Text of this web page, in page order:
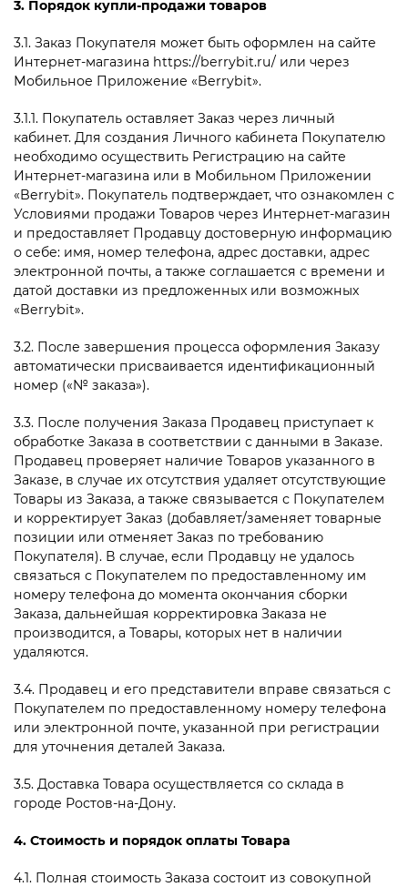
3. Порядок купли-продажи товаров
3.1. Заказ Покупателя может быть оформлен на сайте
Интернет-магазина https://berrybit.ru/ или через
Мобильное Приложение «Berrybit».
3.1.1. Покупатель оставляет Заказ через личный
кабинет. Для создания Личного кабинета Покупателю
необходимо осуществить Регистрацию на сайте
Интернет-магазина или в Мобильном Приложении
«Berrybit». Покупатель подтверждает, что ознакомлен с
Условиями продажи Товаров через Интернет-магазин
и предоставляет Продавцу достоверную информацию
о себе: имя, номер телефона, адрес доставки, адрес
электронной почты, а также соглашается с времени и
датой доставки из предложенных или возможных
«Berrybit».
3.2. После завершения процесса оформления Заказу
автоматически присваивается идентификационный
номер («№ заказа»).
3.3. После получения Заказа Продавец приступает к
обработке Заказа в соответствии с данными в Заказе.
Продавец проверяет наличие Товаров указанного в
Заказе, в случае их отсутствия удаляет отсутствующие
Товары из Заказа, а также связывается с Покупателем
и корректирует Заказ (добавляет/заменяет товарные
позиции или отменяет Заказ по требованию
Покупателя). В случае, если Продавцу не удалось
связаться с Покупателем по предоставленному им
номеру телефона до момента окончания сборки
Заказа, дальнейшая корректировка Заказа не
производится, а Товары, которых нет в наличии
удаляются.
3.4. Продавец и его представители вправе связаться с
Покупателем по предоставленному номеру телефона
или электронной почте, указанной при регистрации
для уточнения деталей Заказа.
3.5. Доставка Товара осуществляется со склада в
городе Ростов-на-Дону.
4. Стоимость и порядок оплаты Товара
4.1. Полная стоимость Заказа состоит из совокупной